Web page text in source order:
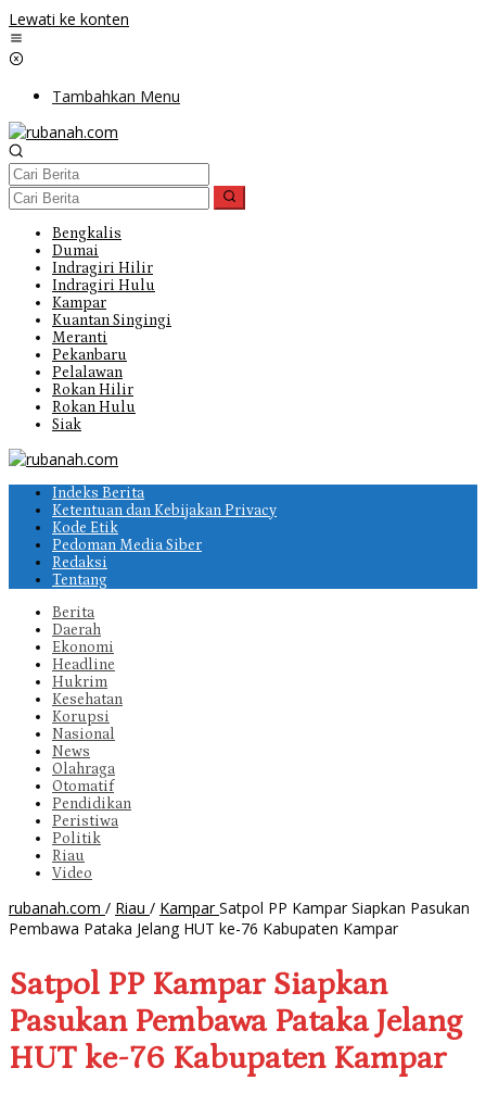
Lewati ke konten
Tambahkan Menu
Bengkalis
Dumai
Indragiri Hilir
Indragiri Hulu
Kampar
Kuantan Singingi
Meranti
Pekanbaru
Pelalawan
Rokan Hilir
Rokan Hulu
Siak
Indeks Berita
Ketentuan dan Kebijakan Privacy
Kode Etik
Pedoman Media Siber
Redaksi
Tentang
Berita
Daerah
Ekonomi
Headline
Hukrim
Kesehatan
Korupsi
Nasional
News
Olahraga
Otomatif
Pendidikan
Peristiwa
Politik
Riau
Video
rubanah.com / Riau / Kampar Satpol PP Kampar Siapkan Pasukan
Pembawa Pataka Jelang HUT ke-76 Kabupaten Kampar
Satpol PP Kampar Siapkan
Pasukan Pembawa Pataka Jelang
HUT ke-76 Kabupaten Kampar